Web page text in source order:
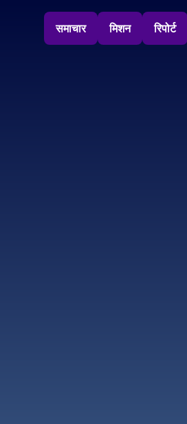
समाचार मिशन रिपोर्ट